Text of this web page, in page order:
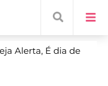
Alerta, É dia de